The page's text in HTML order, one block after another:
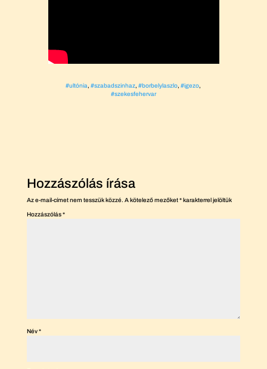
#ultónia,#szabadszinhaz,#borbelylaszlo,#igezo,
#szekesfehervar
Hozzászólás írása
Az e-mail-címet nem tesszük közzé. A kötelező mezőket*karakterrel jelöltük
Hozzászólás*
Név*